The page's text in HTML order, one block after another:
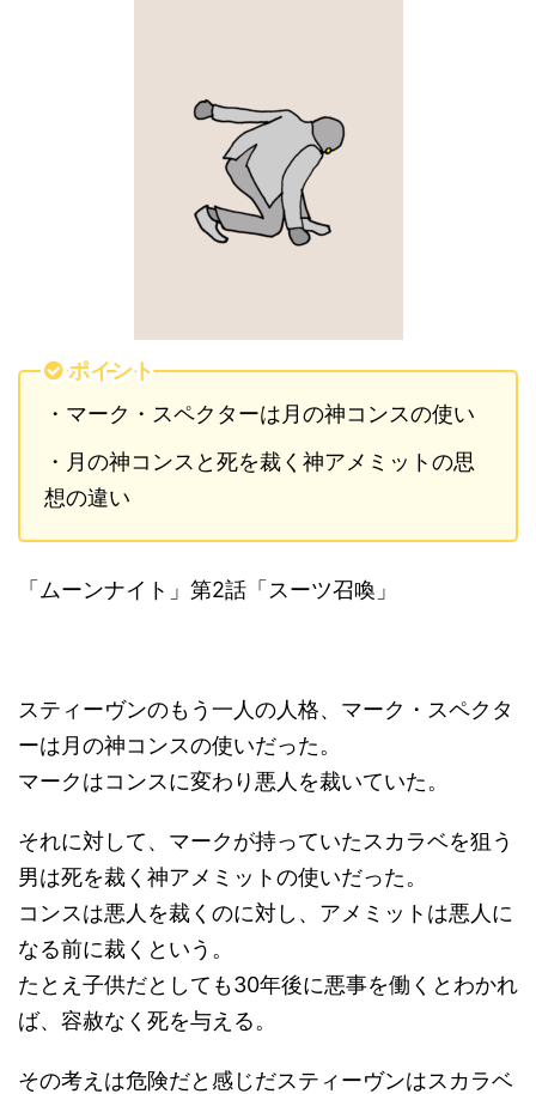
ポイント
・マーク・スペクターは月の神コンスの使い
・月の神コンスと死を裁く神アメミットの思
想の違い
「ムーンナイト」第2話「スーツ召喚」
スティーヴンのもう一人の人格、マーク・スペクタ
ーは月の神コンスの使いだった。
マークはコンスに変わり悪人を裁いていた。
それに対して、マークが持っていたスカラベを狙う
男は死を裁く神アメミットの使いだった。
コンスは悪人を裁くのに対し、アメミットは悪人に
なる前に裁くという。
たとえ子供だとしても30年後に悪事を働くとわかれ
ば、容赦なく死を与える。
その考えは危険だと感じだスティーヴンはスカラベ